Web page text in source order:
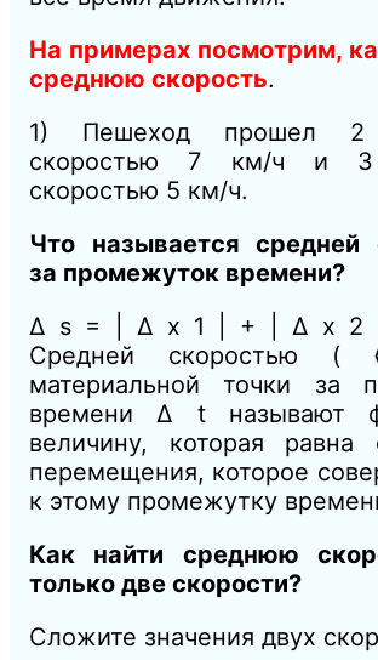
На примерах посмотрим,
среднюю скорость.
1) Пешеход прошел
скоростью 7 км/ч и
скоростью 5 км/ч.
Что называется средней
за промежуток времени?
Δ s = | Δ x 1 | + | Δ x 2
Средней
материальной точки за
времени Δ t называют
величину, которая равна
перемещения, которое
к этому промежутку
Как найти среднюю
только две скорости?
Сложите значения двух